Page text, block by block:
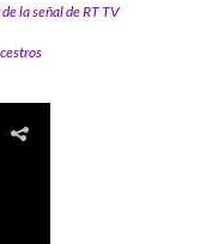
la señal de RT TV